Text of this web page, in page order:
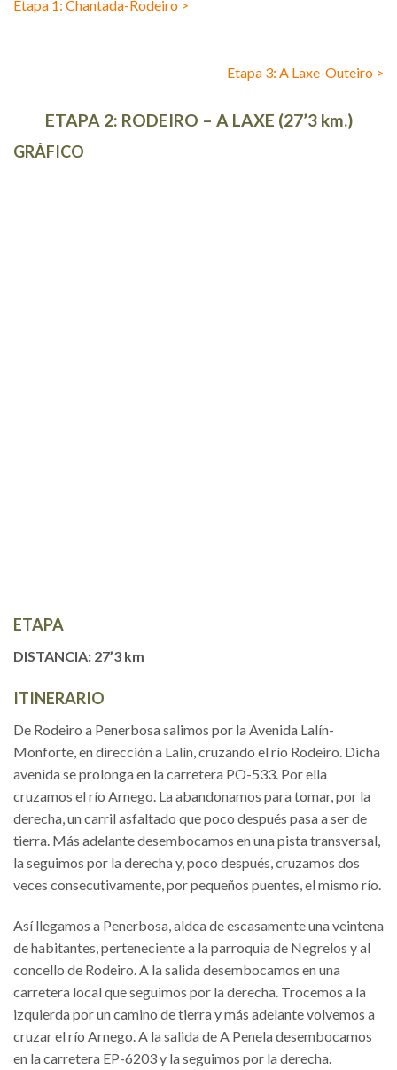
Etapa 1: Chantada-Rodeiro >
Etapa 3: A Laxe-Outeiro >
ETAPA 2: RODEIRO – A LAXE (27’3 km.)
GRÁFICO
ETAPA
DISTANCIA: 27’3 km
ITINERARIO
De Rodeiro a Penerbosa salimos por la Avenida Lalín-
Monforte, en dirección a Lalín, cruzando el río Rodeiro. Dicha
avenida se prolonga en la carretera PO-533. Por ella
cruzamos el río Arnego. La abandonamos para tomar, por la
derecha, un carril asfaltado que poco después pasa a ser de
tierra. Más adelante desembocamos en una pista transversal,
la seguimos por la derecha y, poco después, cruzamos dos
veces consecutivamente, por pequeños puentes, el mismo río.
Así llegamos a Penerbosa, aldea de escasamente una veintena
de habitantes, perteneciente a la parroquia de Negrelos y al
concello de Rodeiro. A la salida desembocamos en una
carretera local que seguimos por la derecha. Trocemos a la
izquierda por un camino de tierra y más adelante volvemos a
cruzar el río Arnego. A la salida de A Penela desembocamos
en la carretera EP-6203 y la seguimos por la derecha.